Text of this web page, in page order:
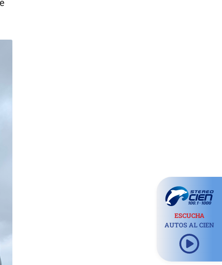
ESCUCHA
AUTOS AL CIEN